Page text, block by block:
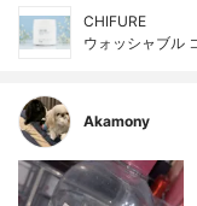
CHIFURE
ウォッシャブル
Akamony